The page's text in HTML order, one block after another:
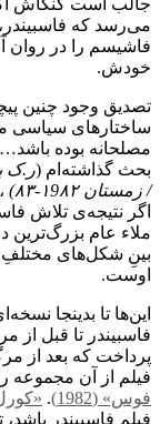
می‌رسد که
فاشیسم را در
خودش.
تصدیق وجود چنین
ساختارهای سیاسی
مصلحانه بوده
بحث گذاشته‌ام (ر.ک
/ زمستان ۱9۸۲-۸۳)
اگر نتیجه‌ی تلاش
ملاء عام بزرگ‌ترین
بینِ شکل‌های
اوست.
این‌ها تا بدینجا
فاسبیندر تا قبل از
پرداخت که بعد از
فیلم از آن مجموعه
فوس» (1982)
. «کورل»
فیلم فاسبیندر